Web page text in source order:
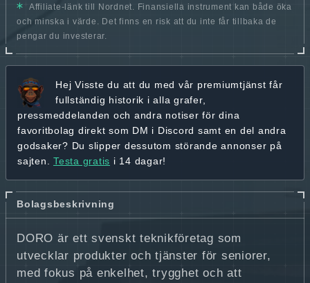
Affiliate-länk till Nordnet. Finansiella instrument kan både öka
och minska i värde. Det finns en risk att du inte får tillbaka de
pengar du investerar.
Hej Visste du att du med vår premiumtjänst får
fullständig historik i alla grafer,
pressmeddelanden och andra notiser för dina
favoritbolag direkt som DM i Discord samt en del andra
godsaker? Du slipper dessutom störande annonser på
sajten. Testa gratis i 14 dagar!
Bolagsbeskrivning
DORO är ett svenskt teknikföretag som
utvecklar produkter och tjänster för seniorer,
med fokus på enkelhet, trygghet och att